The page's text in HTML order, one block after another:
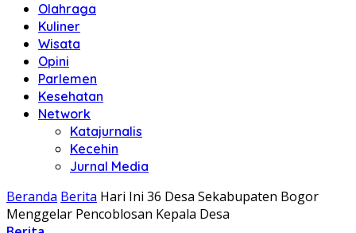
Olahraga
Kuliner
Wisata
Opini
Parlemen
Kesehatan
Network
Katajurnalis
Kecehin
Jurnal Media
Beranda Berita Hari Ini 36 Desa Sekabupaten Bogor
Menggelar Pencoblosan Kepala Desa